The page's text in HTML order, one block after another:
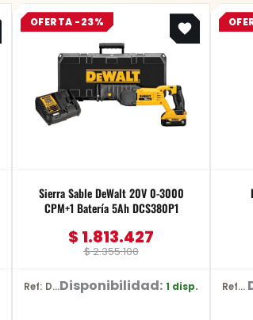
OFERTA -23%
Sierra Sable DeWalt 20V 0-3000
CPM+1 Batería 5Ah DCS380P1
$2.355.100
Original
price
was:
$ 2.355.100.
$ 1.813.427
Current
price
is:
$ 1.813.427.
Ref: DCS380P1Disponibilidad: 1 disp. Ref: YT-2487